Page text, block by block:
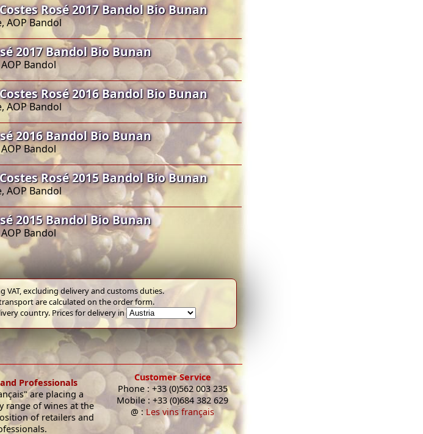
Rosé 2017 Bandol Bio Bunan
AOP Bandol
2017 Bandol Bio Bunan
Bandol
Rosé 2016 Bandol Bio Bunan
AOP Bandol
2016 Bandol Bio Bunan
Bandol
Rosé 2015 Bandol Bio Bunan
AOP Bandol
2015 Bandol Bio Bunan
Bandol
VAT, excluding delivery and customs duties.
are calculated on the order form.
country. Prices for delivery in
Professionals
are placing a
range of wines at the
of retailers and
Customer Service
Phone : +33 (0)562 003 235
Mobile : +33 (0)684 382 629
@ : Les vins français